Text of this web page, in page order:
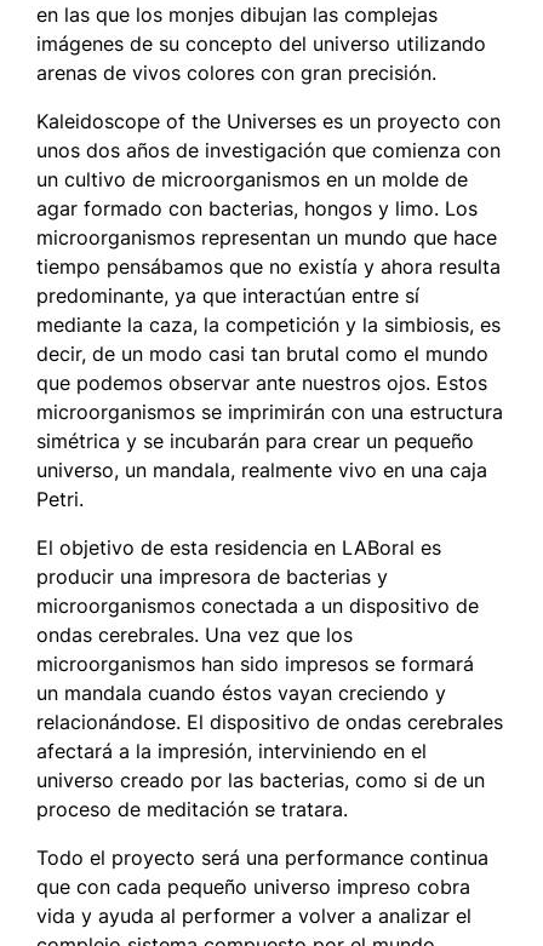
en las que los monjes dibujan las complejas
imágenes de su concepto del universo utilizando
arenas de vivos colores con gran precisión.
Kaleidoscope of the Universeses un proyecto con
unos dos años de investigación que comienza con
un cultivo de microorganismos en un molde de
agar formado con bacterias, hongos y limo. Los
microorganismos representan un mundo que hace
tiempo pensábamos que no existía y ahora resulta
predominante, ya que interactúan entre sí
mediante la caza, la competición y la simbiosis, es
decir, de un modo casi tan brutal como el mundo
que podemos observar ante nuestros ojos. Estos
microorganismos se imprimirán con una estructura
simétrica y se incubarán para crear un pequeño
universo, un mandala, realmente vivo en una caja
Petri.
El objetivo de esta residencia en LABoral es
producir una impresora de bacterias y
microorganismos conectada a un dispositivo de
ondas cerebrales. Una vez que los
microorganismos han sido impresos se formará
un mandala cuando éstos vayan creciendo y
relacionándose. El dispositivo de ondas cerebrales
afectará a la impresión, interviniendo en el
universo creado por las bacterias, como si de un
proceso de meditación se tratara.
Todo el proyecto será una performance continua
que con cada pequeño universo impreso cobra
vida y ayuda al performer a volver a analizar el